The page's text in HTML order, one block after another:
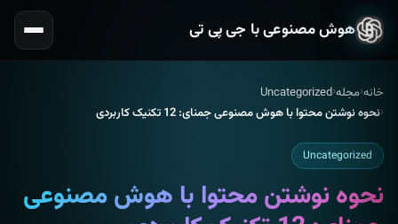
هوش مصنوعی با جی پی تی
خانه مجله Uncategorized
نحوه نوشتن محتوا با هوش مصنوعی جمنای: 12 تکنیک کاربردی
Uncategorized
نحوه نوشتن محتوا با هوش مصنوعی